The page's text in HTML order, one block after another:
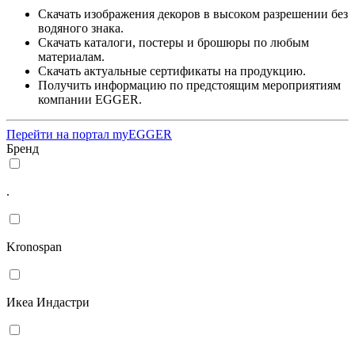
Скачать изображения декоров в высоком разрешении без
водяного знака.
Скачать каталоги, постеры и брошюры по любым
материалам.
Скачать актуальные сертификаты на продукцию.
Получить информацию по предстоящим мероприятиям
компании EGGER.
Перейти на портал myEGGER
Бренд
.
Kronospan
Икеа Индастри